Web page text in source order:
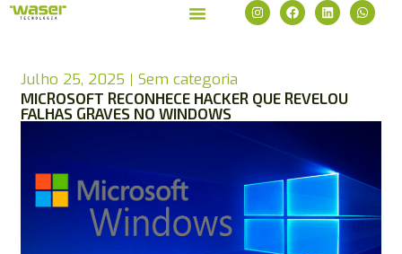
Julho 25, 2025 Sem categoria
MICROSOFT RECONHECE HACKER QUE REVELOU
FALHAS GRAVES NO WINDOWS